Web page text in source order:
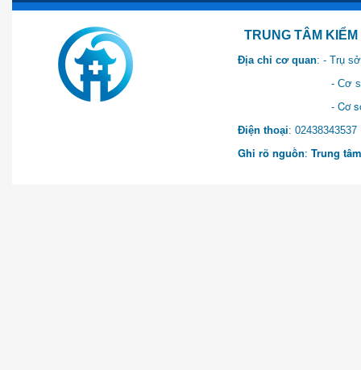
TRUNG TÂM KIỂM SOÁT
Địa chỉ cơ quan: - Trụ
- Cơ sở 2: Khu Hành
- Cơ sở 3: Số 1 Ngõ 2
Điện thoại:
Ghi rõ nguồn: Trung